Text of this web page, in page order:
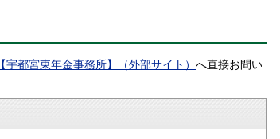
【宇都宮東年金事務所】（外部サイト） へ直接お問い